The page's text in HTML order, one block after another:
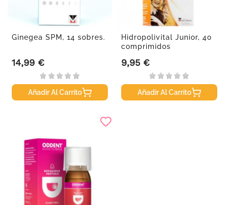
Ginegea SPM, 14 sobres.
Precio
14,99 €
Añadir Al Carrito
Hidropolivital Junior, 40
comprimidos
Precio
9,95 €
Añadir Al Carrito